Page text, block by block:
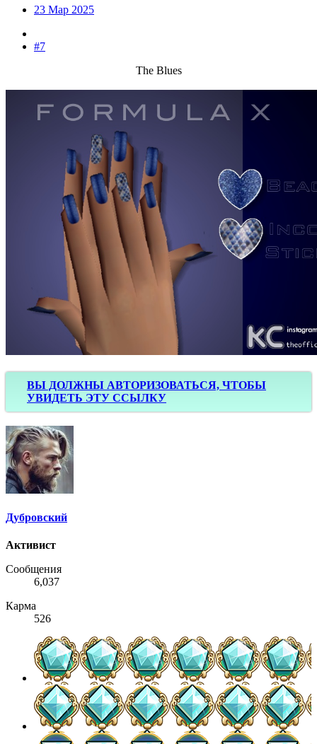
23 Мар 2025
#7
The Blues
ВЫ ДОЛЖНЫ АВТОРИЗОВАТЬСЯ, ЧТОБЫ
УВИДЕТЬ ЭТУ ССЫЛКУ
Дубровский
Активист
Сообщения
6,037
Карма
526